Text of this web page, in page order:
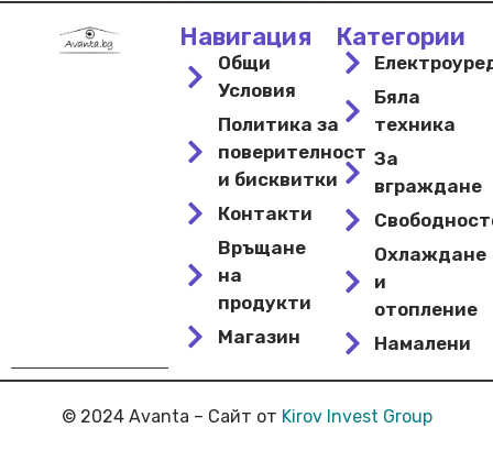
Навигация
Общи
Условия
Политика за
поверителност
и бисквитки
Контакти
Връщане
на
продукти
Магазин
Категории
Бяла
техника
За
вграждане
Охлаждане
и
отопление
Намалени
© 2024 Avanta – Сайт от Kirov Invest Group